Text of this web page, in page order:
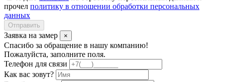
прочел политику в отношении обработки персональных
данных
Отправить
Заявка на замер ×
Спасибо за обращение в нашу компанию!
Пожалуйста, заполните поля.
Телефон для связи
Как вас зовут?